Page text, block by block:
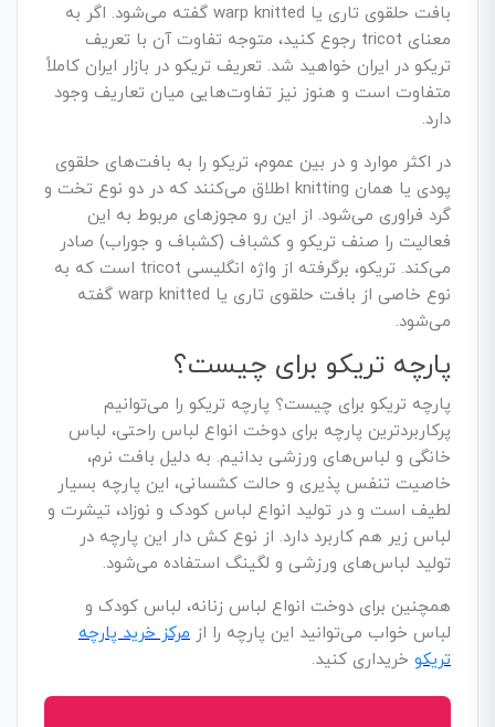
بافت حلقوی تاری یا warp knitted گفته می‌شود. اگر به
معنای tricot رجوع کنید، متوجه تفاوت آن با تعریف
تریکو در ایران خواهید شد. تعریف تریکو در بازار ایران کاملاً
متفاوت است و هنوز نیز تفاوت‌هایی میان تعاریف وجود
دارد.
در اکثر موارد و در بین عموم، تریکو را به بافت‌های حلقوی
پودی یا همان knitting اطلاق می‌کنند که در دو نوع تخت و
گرد فراوری می‌شود. از این رو مجوزهای مربوط به این
فعالیت را صنف تریکو و کشباف (کشباف و جوراب) صادر
می‌کند. تریکو، برگرفته از واژه انگلیسی tricot است که به
نوع خاصی از بافت حلقوی تاری یا warp knitted گفته
می‌شود.
پارچه تریکو برای چیست؟
پارچه تریکو برای چیست؟ پارچه تریکو را می‌توانیم
پرکاربردترین پارچه برای دوخت انواع لباس راحتی، لباس
خانگی و لباس‌های ورزشی بدانیم. به دلیل بافت نرم،
خاصیت تنفس پذیری و حالت کشسانی، این پارچه بسیار
لطیف است و در تولید انواع لباس کودک و نوزاد، تیشرت و
لباس زیر هم کاربرد دارد. از نوع کش دار این پارچه در
تولید لباس‌های ورزشی و لگینگ استفاده می‌شود.
همچنین برای دوخت انواع لباس زنانه، لباس کودک و
لباس خواب می‌توانید این پارچه را از مرکز خرید پارچه
تریکو خریداری کنید.